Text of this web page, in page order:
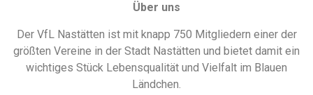
Über uns
Der VfL Nastätten ist mit knapp 750 Mitgliedern einer der
größten Vereine in der Stadt Nastätten und bietet damit ein
wichtiges Stück Lebensqualität und Vielfalt im Blauen
Ländchen.